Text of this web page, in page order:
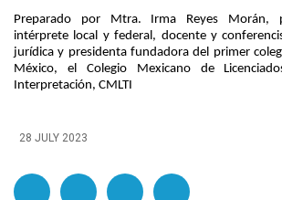
Preparado por Mtra. Irma Reyes Morán,
intérprete local y federal, docente y
jurídica y presidenta fundadora del primer
México, el Colegio Mexicano de
Interpretación, CMLTI
28 JULY 2023